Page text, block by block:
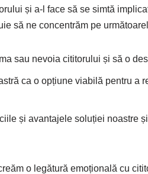
și a-l face să se simtă
să ne concentrăm pe
sau nevoia cititorului și să o
ca o opțiune viabilă pentru a
și avantajele soluției noastre
o legătură emoțională cu